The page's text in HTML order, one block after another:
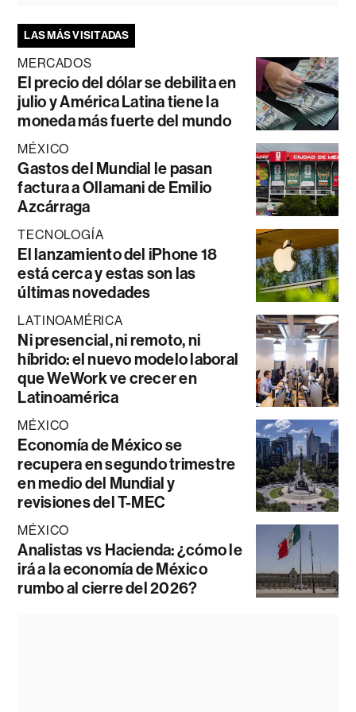
LAS MÁS VISITADAS
MERCADOS
El precio del dólar se debilita en
julio y América Latina tiene la
moneda más fuerte del mundo
MÉXICO
Gastos del Mundial le pasan
factura a Ollamani de Emilio
Azcárraga
TECNOLOGÍA
El lanzamiento del iPhone 18
está cerca y estas son las
últimas novedades
LATINOAMÉRICA
Ni presencial, ni remoto, ni
híbrido: el nuevo modelo laboral
que WeWork ve crecer en
Latinoamérica
MÉXICO
Economía de México se
recupera en segundo trimestre
en medio del Mundial y
revisiones del T-MEC
MÉXICO
Analistas vs Hacienda: ¿cómo le
irá a la economía de México
rumbo al cierre del 2026?